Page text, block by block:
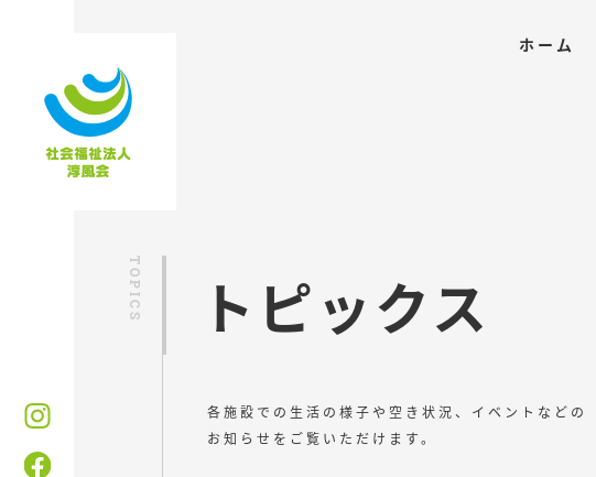
ホーム
トピックス
各施設での生活の様子や空き状況、イベントなどの
お知らせをご覧いただけます。